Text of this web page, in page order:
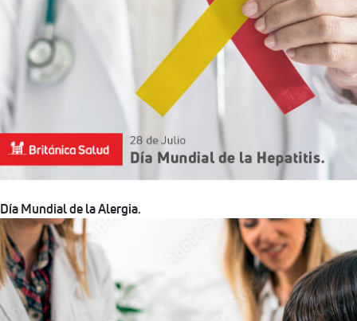
Día Mundial de la Alergia.